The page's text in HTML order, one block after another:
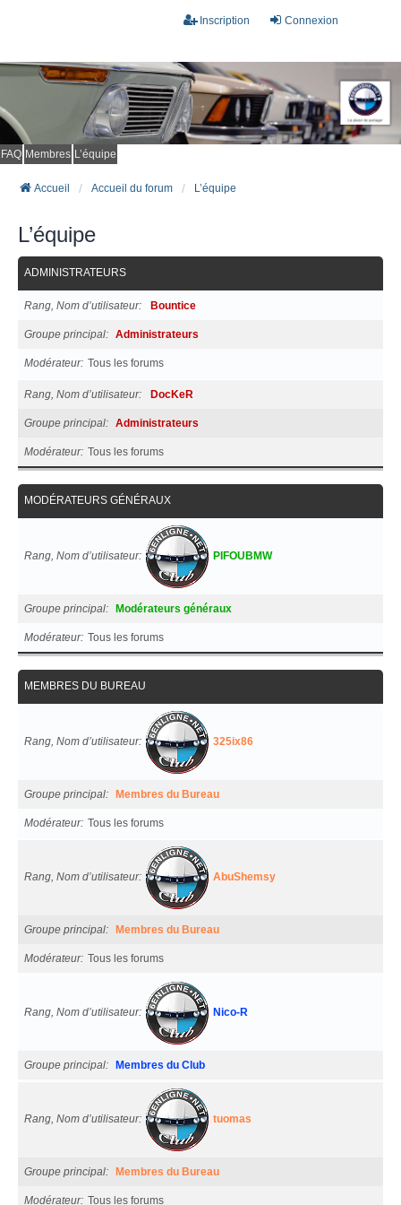
Connexion
Inscription
FAQ Membres L’équipe
Accueil Accueil du forum L’équipe
L’équipe
ADMINISTRATEURS
Rang, Nom d’utilisateur Bountice
Groupe principal Administrateurs
Modérateur Tous les forums
Rang, Nom d’utilisateur DocKeR
Groupe principal Administrateurs
Modérateur Tous les forums
MODÉRATEURS GÉNÉRAUX
Rang, Nom d’utilisateur PIFOUBMW
Groupe principal Modérateurs généraux
Modérateur Tous les forums
MEMBRES DU BUREAU
Rang, Nom d’utilisateur 325ix86
Groupe principal Membres du Bureau
Modérateur Tous les forums
Rang, Nom d’utilisateur AbuShemsy
Groupe principal Membres du Bureau
Modérateur Tous les forums
Rang, Nom d’utilisateur Nico-R
Groupe principal Membres du Club
Rang, Nom d’utilisateur tuomas
Groupe principal Membres du Bureau
Modérateur Tous les forums